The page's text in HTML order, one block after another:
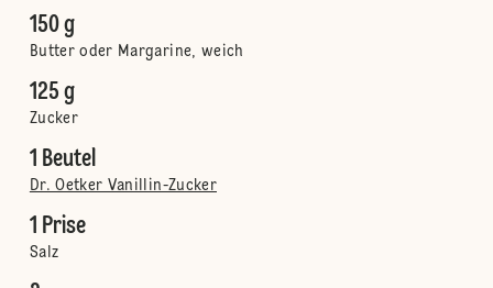
150 g
Butter oder Margarine, weich
125 g
Zucker
1 Beutel
Dr. Oetker Vanillin-Zucker
1 Prise
Salz